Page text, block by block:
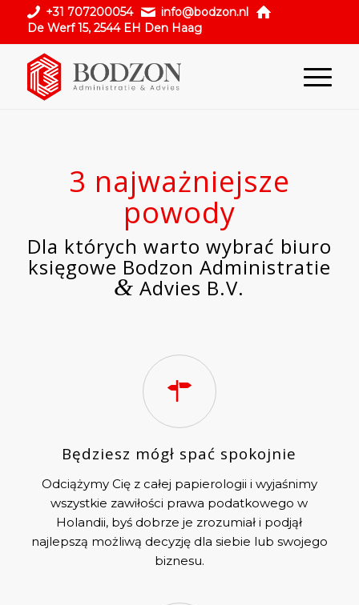
+31 707200054
info@bodzon.nl
De Werf 15, 2544 EH Den Haag
3 najważniejsze
powody
Dla których warto wybrać biuro
księgowe Bodzon Administratie
& Advies B.V.
Będziesz mógł spać spokojnie
Odciążymy Cię z całej papierologii i wyjaśnimy
wszystkie zawiłości prawa podatkowego w
Holandii, byś dobrze je zrozumiał i podjął
najlepszą możliwą decyzję dla siebie lub swojego
biznesu.